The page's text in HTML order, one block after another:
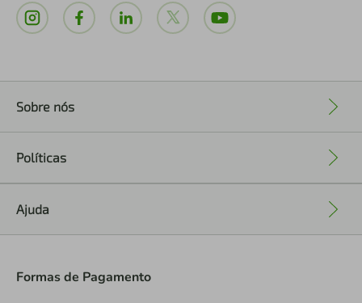
Sobre nós
Políticas
Ajuda
Formas de Pagamento